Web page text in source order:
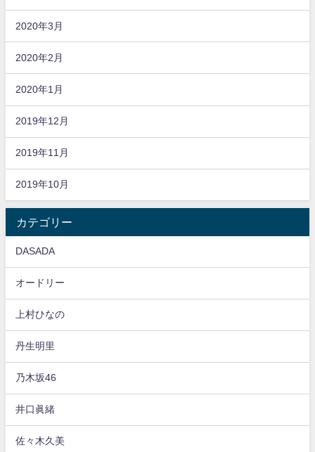
2020年3月
2020年2月
2020年1月
2019年12月
2019年11月
2019年10月
カテゴリー
DASADA
オードリー
上村ひなの
丹生明里
乃木坂46
井口眞緒
佐々木久美